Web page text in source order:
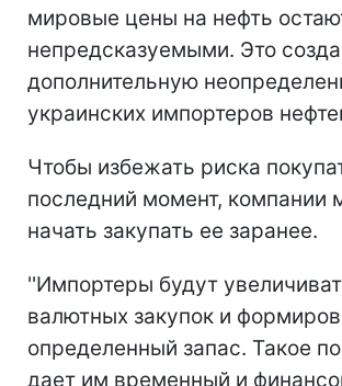
мировые цены на нефть
непредсказуемыми. Это
дополнительную
украинских импортеров
Чтобы избежать риска
последний момент, компании
начать закупать ее заранее.
''Импортеры будут
валютных закупок и
определенный запас. Такое
дает им временный и